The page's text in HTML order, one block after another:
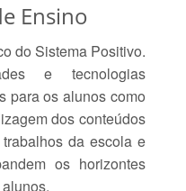
Ensino
do Sistema Positivo.
e tecnologias
para os alunos como
dos conteúdos
da escola e
os horizontes